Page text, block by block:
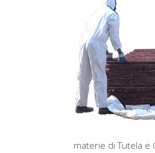
materie di Tutela e